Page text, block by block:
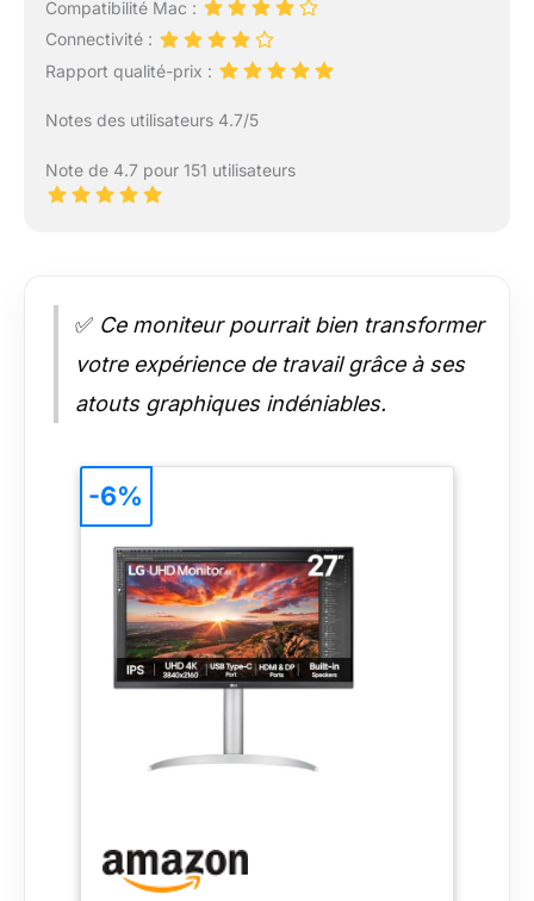
Compatibilité Mac :
Connectivité :
Rapport qualité-prix :
Notes des utilisateurs 4.7/5
Note de 4.7 pour 151 utilisateurs
✅ Ce moniteur pourrait bien transformer
votre expérience de travail grâce à ses
atouts graphiques indéniables.
-6%